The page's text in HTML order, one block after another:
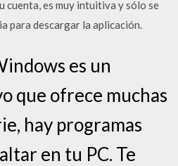
cuenta, es muy intuitiva y sólo se
para descargar la aplicación.
es un
que ofrece muchas
hay programas
en tu PC. Te